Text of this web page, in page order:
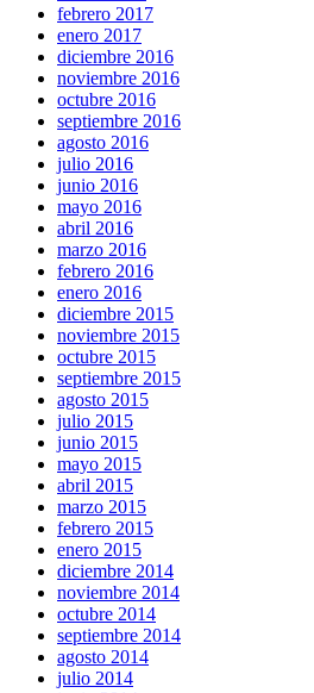
febrero 2017
enero 2017
diciembre 2016
noviembre 2016
octubre 2016
septiembre 2016
agosto 2016
julio 2016
junio 2016
mayo 2016
abril 2016
marzo 2016
febrero 2016
enero 2016
diciembre 2015
noviembre 2015
octubre 2015
septiembre 2015
agosto 2015
julio 2015
junio 2015
mayo 2015
abril 2015
marzo 2015
febrero 2015
enero 2015
diciembre 2014
noviembre 2014
octubre 2014
septiembre 2014
agosto 2014
julio 2014